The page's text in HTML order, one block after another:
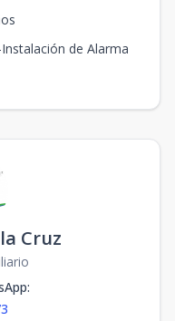
de Alarma
Cruz
: